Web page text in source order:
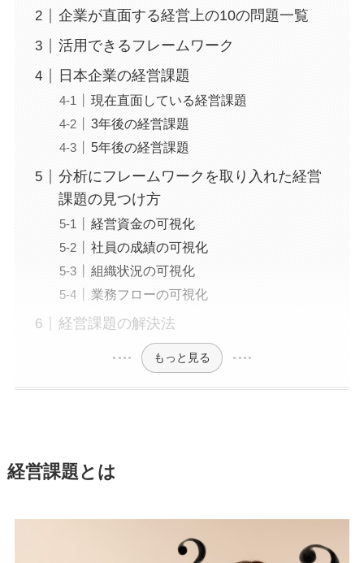
企業が直面する経営上の10の問題一覧
活用できるフレームワーク
日本企業の経営課題
現在直面している経営課題
3年後の経営課題
5年後の経営課題
分析にフレームワークを取り入れた経営
課題の見つけ方
経営資金の可視化
社員の成績の可視化
組織状況の可視化
業務フローの可視化
経営課題の解決法
もっと見る
経営課題とは